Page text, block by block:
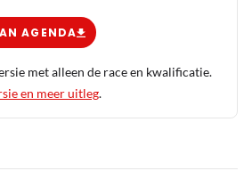
AGENDA
met alleen de race en kwalificatie.
en meer uitleg.